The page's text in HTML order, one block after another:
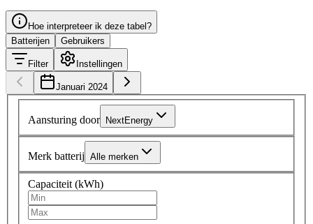
Hoe interpreteer ik deze tabel?
Batterijen
Gebruikers
Filter Instellingen
Januari 2024
Aansturing door NextEnergy
Merk batterij Alle merken
Capaciteit (kWh)